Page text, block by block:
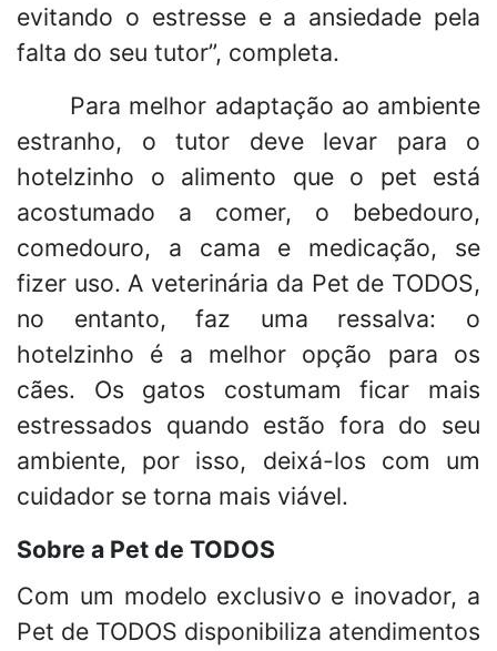
evitando o estresse e a ansiedade pela
falta do seu tutor”, completa.
Para melhor adaptação ao ambiente
estranho, o tutor deve levar para o
hotelzinho o alimento que o pet está
acostumado a comer, o bebedouro,
comedouro, a cama e medicação, se
fizer uso. A veterinária da Pet de TODOS,
no entanto, faz uma ressalva: o
hotelzinho é a melhor opção para os
cães. Os gatos costumam ficar mais
estressados quando estão fora do seu
ambiente, por isso, deixá-los com um
cuidador se torna mais viável.
Sobre a Pet de TODOS
Com um modelo exclusivo e inovador, a
Pet de TODOS disponibiliza atendimentos